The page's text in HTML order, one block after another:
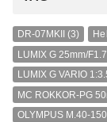
DR-07MKII (3)
LUMIX G 25mm/F1.7
LUMIX G VARIO
MC ROKKOR-PG
OLYMPUS M.40-